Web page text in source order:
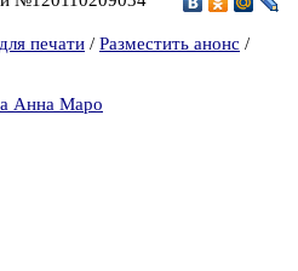
печати / Разместить анонс /
Анна Маро